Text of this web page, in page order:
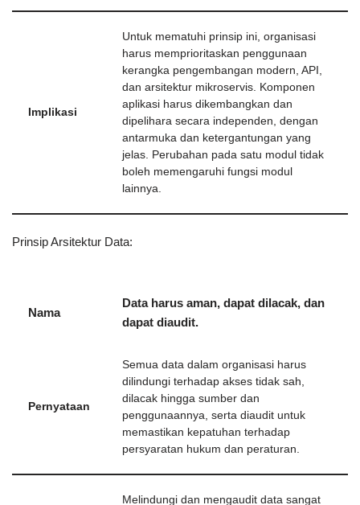
Implikasi
Untuk mematuhi prinsip ini, organisasi
harus memprioritaskan penggunaan
kerangka pengembangan modern, API,
dan arsitektur mikroservis. Komponen
aplikasi harus dikembangkan dan
dipelihara secara independen, dengan
antarmuka dan ketergantungan yang
jelas. Perubahan pada satu modul tidak
boleh memengaruhi fungsi modul
lainnya.
Prinsip Arsitektur Data:
Nama
Data harus aman, dapat dilacak, dan
dapat diaudit.
Pernyataan
Semua data dalam organisasi harus
dilindungi terhadap akses tidak sah,
dilacak hingga sumber dan
penggunaannya, serta diaudit untuk
memastikan kepatuhan terhadap
persyaratan hukum dan peraturan.
Melindungi dan mengaudit data sangat